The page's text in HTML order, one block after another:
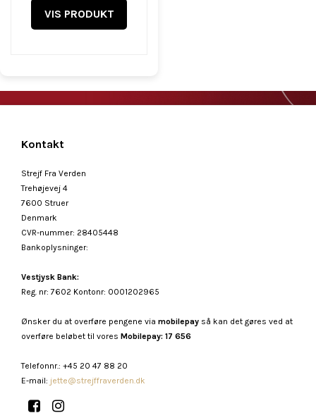
VIS PRODUKT
Kontakt
Strejf Fra Verden
Trehøjevej 4
7600 Struer
Denmark
CVR-nummer: 28405448
Bankoplysninger:
Vestjysk Bank:
Reg. nr: 7602 Kontonr: 0001202965
Ønsker du at overføre pengene via mobilepay så kan det gøres ved at
overføre beløbet til vores Mobilepay: 17 656
Telefonnr.: +45 20 47 88 20
E-mail: jette@strejffraverden.dk